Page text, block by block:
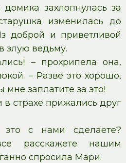
захлопнулась за
изменилась до
доброй и приветливой
злую ведьму.
– прохрипела она,
– Разве это хорошо,
заплатите за это!
страхе прижались друг
с нами сделаете?
расскажете нашим
спросила Мари.